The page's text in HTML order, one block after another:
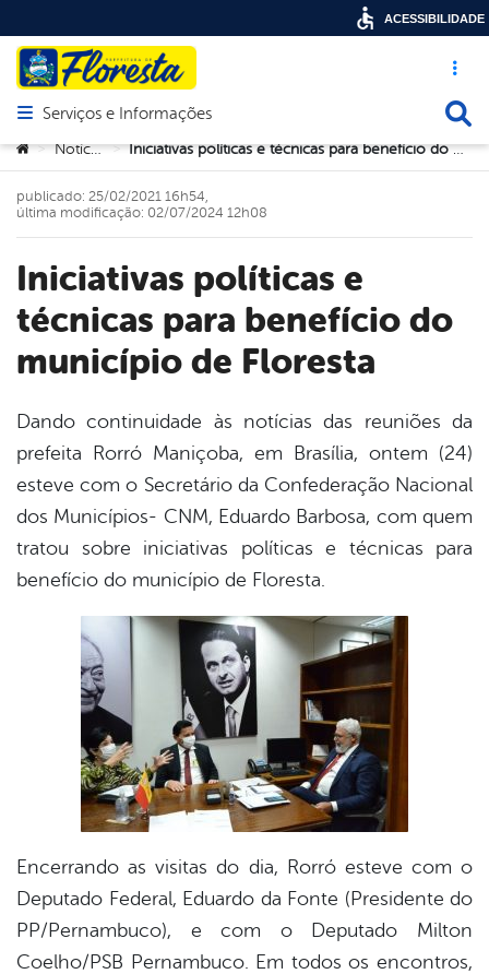
Acesso
Abrir menu principal de navegação
Serviços e Informações
Você está aqui:
> Notícias > Iniciativas políticas e técnicas para benefício do município de Floresta⠀⠀
Iniciativas políticas e
técnicas para benefício do
município de Floresta⠀⠀
publicado: 25/02/2021 16h54,
última modificação: 02/07/2024 12h08
Dando continuidade às notícias das reuniões da
prefeita Rorró Maniçoba, em Brasília, ontem (24)
esteve com o Secretário da Confederação Nacional
dos Municípios- CNM, Eduardo Barbosa, com quem
tratou sobre iniciativas políticas e técnicas para
benefício do município de Floresta.⠀⠀
Encerrando as visitas do dia, Rorró esteve com o
Deputado Federal, Eduardo da Fonte (Presidente do
PP/Pernambuco), e com o Deputado Milton
Coelho/PSB Pernambuco. Em todos os encontros,
ACESSIBILIDADE